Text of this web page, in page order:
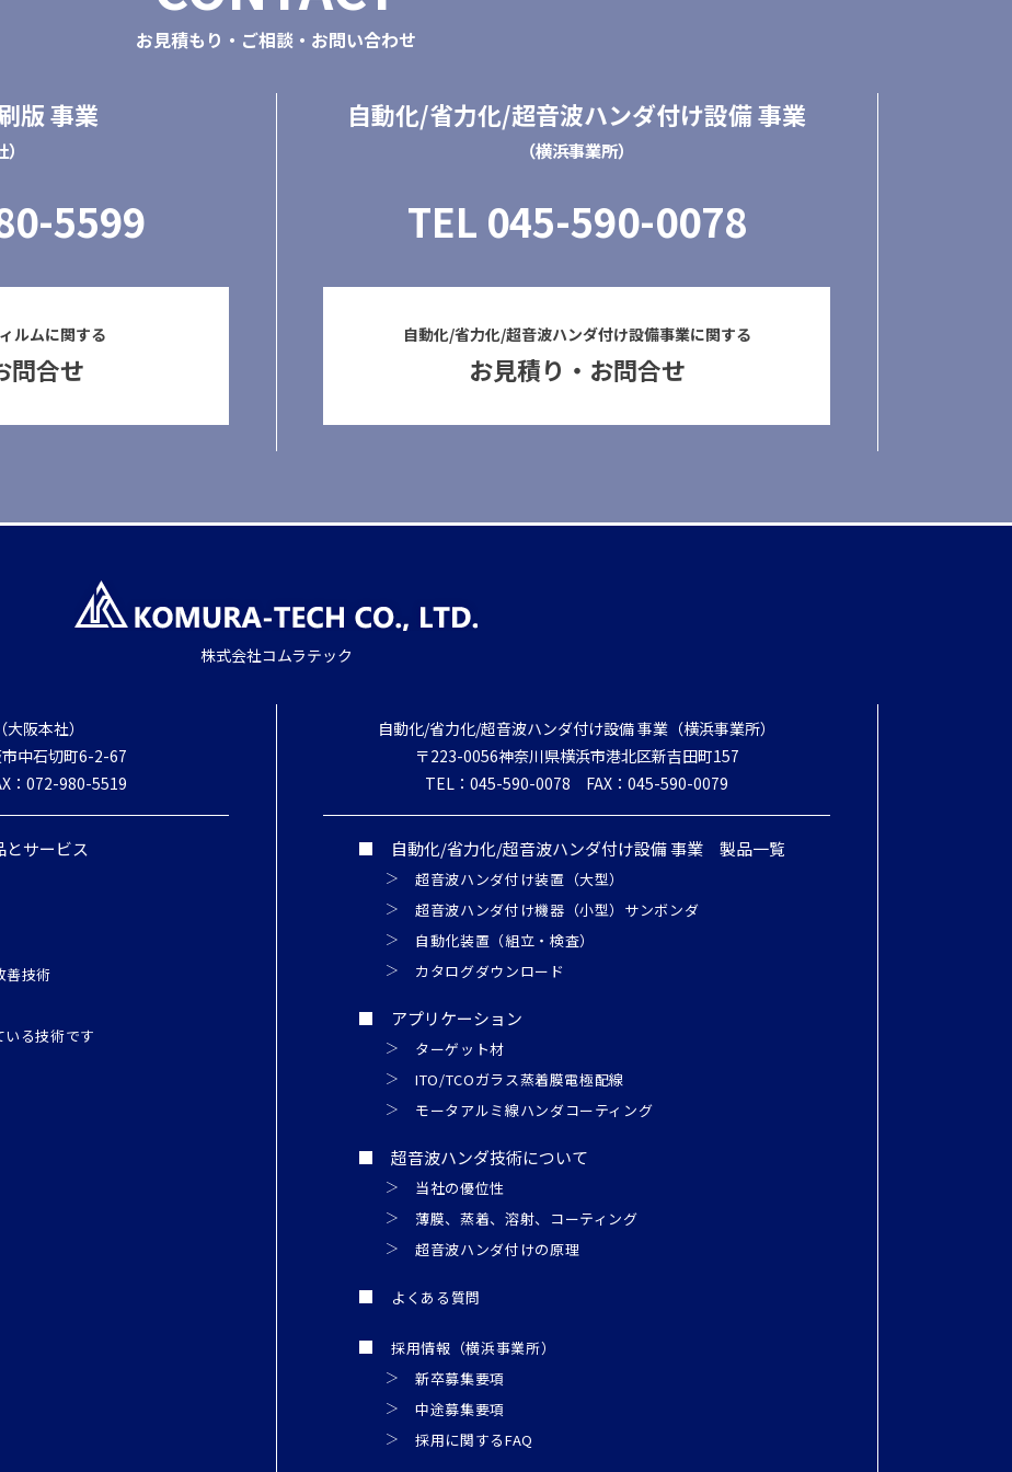
お見積もり・ご相談・お問い合わせ
版 事業
5599
ルムに関する
問合せ
自動化/省力化/超音波ハンダ付け設備 事業
（横浜事業所）
TEL 045-590-0078
自動化/省力化/超音波ハンダ付け設備事業に関する
お見積り・お問合せ
株式会社コムラテック
阪本社）
中石切町6-2-67
：072-980-5519
サービス
善技術
いる技術です
自動化/省力化/超音波ハンダ付け設備 事業（横浜事業所）
〒223-0056神奈川県横浜市港北区新吉田町157
TEL：045-590-0078
FAX：045-590-0079
自動化/省力化/超音波ハンダ付け設備 事業 製品一覧
超音波ハンダ付け装置（大型）
超音波ハンダ付け機器（小型）サンボンダ
自動化装置（組立・検査）
カタログダウンロード
アプリケーション
ターゲット材
ITO/TCOガラス蒸着膜電極配線
モータアルミ線ハンダコーティング
超音波ハンダ技術について
当社の優位性
薄膜、蒸着、溶射、コーティング
超音波ハンダ付けの原理
よくある質問
採用情報（横浜事業所）
新卒募集要項
中途募集要項
採用に関するFAQ